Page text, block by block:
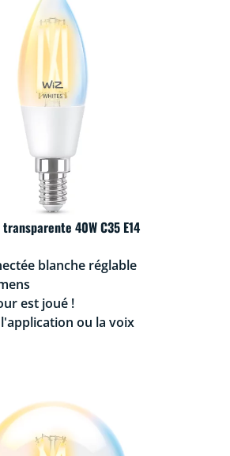
40W C35 E14
blanche réglable
est joué !
ou la voix